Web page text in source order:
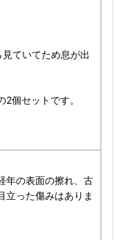
ていてため息が出
個セットです。
年の表面の擦れ、古
立った傷みはありま